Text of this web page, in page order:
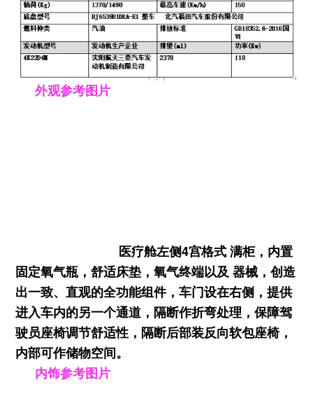
外观参考图片
医疗舱左侧4宫格式 满柜，内置
固定氧气瓶，舒适床垫，氧气终端以及 器械，创造
出一致、直观的全功能组件，车门设在右侧，提供
进入车内的另一个通道，隔断作折弯处理，保障驾
驶员座椅调节舒适性，隔断后部装反向软包座椅，
内部可作储物空间。
内饰参考图片